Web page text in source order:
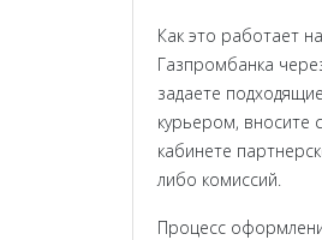
Как это работает
Газпромбанка
задаете
курьером, вносите
кабинете
либо комиссий.
Процесс